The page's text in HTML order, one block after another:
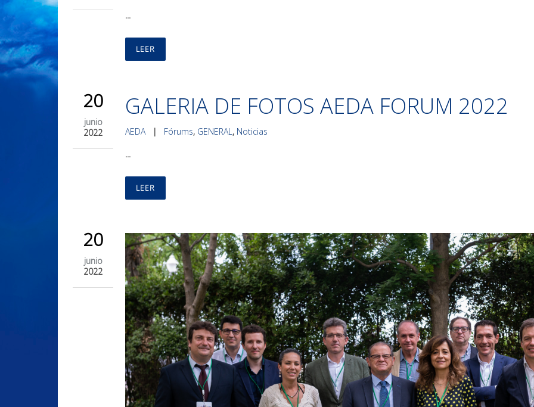
...
LEER
20
junio
2022
GALERIA DE FOTOS AEDA FORUM 2022
AEDA| Fórums, GENERAL, Noticias
...
LEER
20
junio
2022